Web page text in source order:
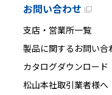
お問い合わせ
支店・営業所一覧
製品に関するお問い合
カタログダウンロード
松山本社取引業者様へ